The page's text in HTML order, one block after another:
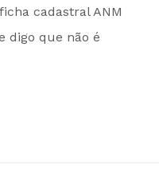
cadastral ANM
digo que não é